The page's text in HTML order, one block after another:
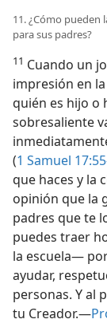
11. ¿Cómo pueden
para sus padres?
11 Cuando un
impresión en
quién es hijo o
sobresaliente
(1 Samuel
que haces y la
opinión que la
padres que te
puedes traer
la escuela—
ayudar,
personas. Y al
tu Creador.—